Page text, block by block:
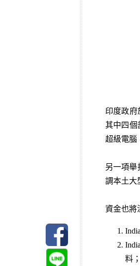
印度政府
其中四個
超級電腦
另一項舉
調本土大
資金也將
料；